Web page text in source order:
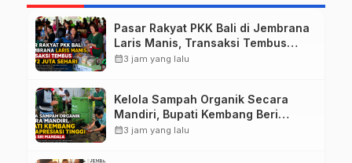
Pasar Rakyat PKK Bali di Jembrana
Laris Manis, Transaksi Tembus
Rp.672 Juta Sehari
calendar_month3 jam yang lalu
Kelola Sampah Organik Secara
Mandiri, Bupati Kembang Beri
Apresiasi Tinggi Warga Sri
calendar_month3 jam yang lalu